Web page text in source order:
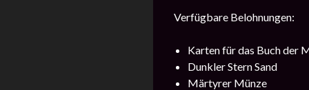
Verfügbare Belohnungen:
Karten für das Buch der
Dunkler Stern Sand
Märtyrer Münze